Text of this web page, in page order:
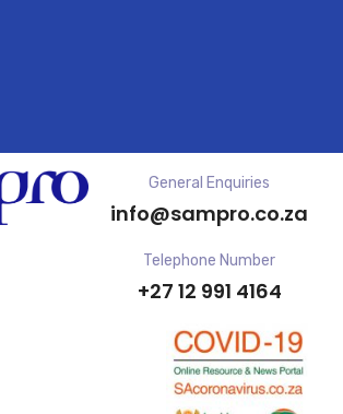
General Enquiries
info@sampro.co.za
Telephone Number
+27 12 991 4164
Hamble
tempor incididunt ut labore et
Ut enim ad minim veniam quis
ullamco laboris nisi ut aliquip ex